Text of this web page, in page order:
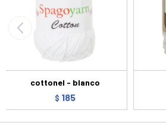
cottonel - blanco
$ 185